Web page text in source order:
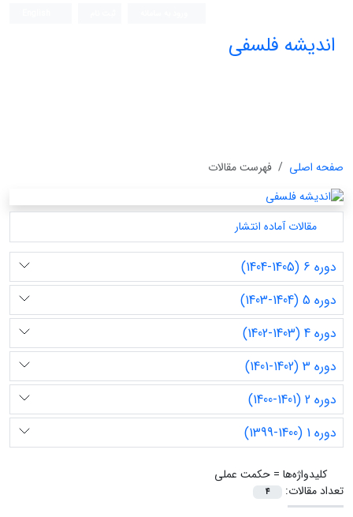
اندیشه فلسفی
صفحه اصلی فهرست مقالات
مقالات آماده انتشار
دوره 6 (1405-1404)
دوره 5 (1404-1403)
دوره 4 (1403-1402)
دوره 3 (1402-1401)
دوره 2 (1401-1400)
دوره 1 (1400-1399)
کلیدواژه‌ها =حکمت عملی
تعداد مقالات:
4